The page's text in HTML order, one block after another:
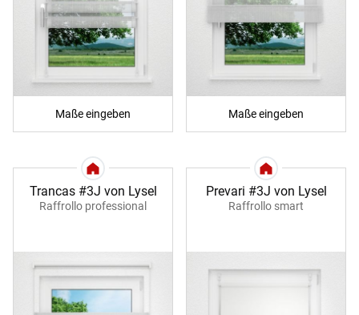
Maße eingeben Maße eingeben
Trancas #3J von Lysel
Raffrollo professional
Prevari #3J von Lysel
Raffrollo smart